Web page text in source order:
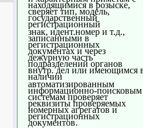
находящимися в розыске,
сверяет тип, модель,
государственный
регистрационный
знак, идент.номер и т.д.,
записанными в
регистрационных
документах и через
дежурную часть
подразделений органов
внутр. дел или имеющимся
наличии
автоматизированным
информационно-поисковым
системам проверяет
реквизиты проверяемых
номерных агрегатов и
регистрационных
документов.